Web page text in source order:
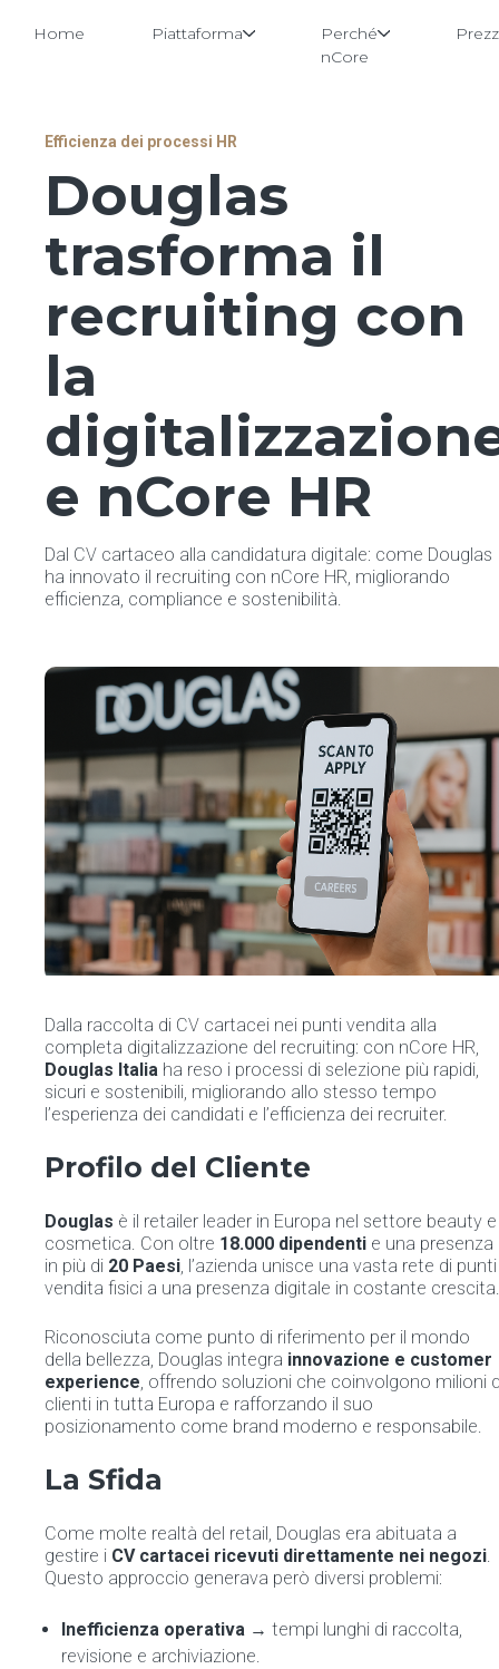
contenuto
Home Piattaforma
Perché
nCore
Efficienza dei processi HR
Douglas
trasforma il
recruiting con
la
e nCore HR
Dal CV cartaceo alla candidatura digitale: come Douglas
ha innovato il recruiting con nCore HR, migliorando
efficienza, compliance e sostenibilità.
Dalla raccolta di CV cartacei nei punti vendita alla
completa digitalizzazione del recruiting: con nCore HR,
Douglas Italia ha reso i processi di selezione più rapidi,
sicuri e sostenibili, migliorando allo stesso tempo
l’esperienza dei candidati e l’efficienza dei recruiter.
Profilo del Cliente
Douglas è il retailer leader in Europa nel settore beauty e
cosmetica. Con oltre 18.000 dipendenti e una presenza
in più di 20 Paesi, l’azienda unisce una vasta rete di punti
vendita fisici a una presenza digitale in costante crescita.
Riconosciuta come punto di riferimento per il mondo
della bellezza, Douglas integra innovazione e customer
experience, offrendo soluzioni che coinvolgono milioni
clienti in tutta Europa e rafforzando il suo
posizionamento come brand moderno e responsabile.
La Sfida
Come molte realtà del retail, Douglas era abituata a
gestire i CV cartacei ricevuti direttamente nei negozi.
Questo approccio generava però diversi problemi:
Inefficienza operativa → tempi lunghi di raccolta,
revisione e archiviazione.